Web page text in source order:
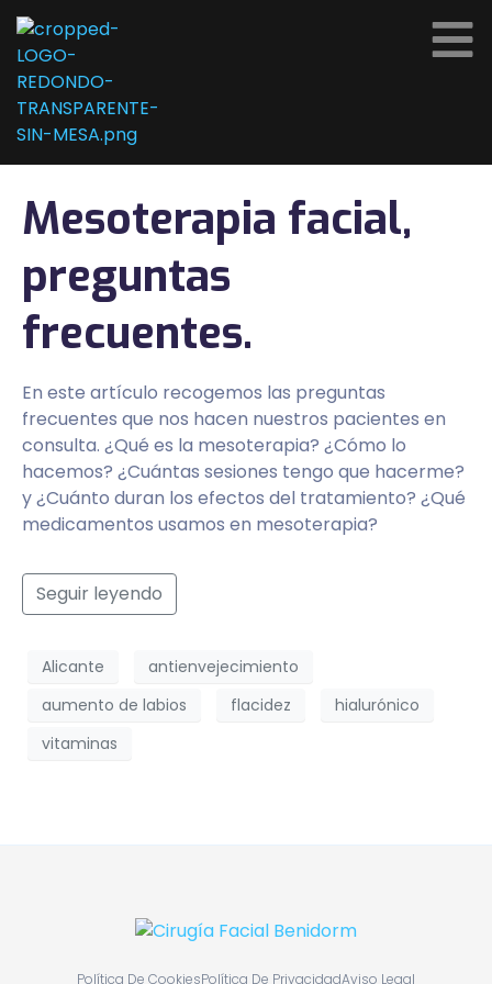
Mesoterapia facial,
preguntas
frecuentes.
En este artículo recogemos las preguntas
frecuentes que nos hacen nuestros pacientes en
consulta. ¿Qué es la mesoterapia? ¿Cómo lo
hacemos? ¿Cuántas sesiones tengo que hacerme?
y ¿Cuánto duran los efectos del tratamiento? ¿Qué
medicamentos usamos en mesoterapia?
Seguir leyendo
Alicante
antienvejecimiento
aumento de labios
flacidez
hialurónico
vitaminas
Política De CookiesPolítica De PrivacidadAviso Legal